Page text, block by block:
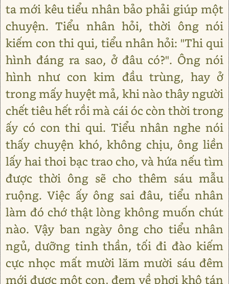
ta mới kêu tiểu nhân bảo phải giúp một
chuyện. Tiểu nhân hỏi, thời ông nói
kiếm con thi qui, tiểu nhân hỏi: "Thi qui
hình đáng ra sao, ở đâu có?". Ông nói
hình như con kim đầu trùng, hay ở
trong mấy huyệt mả, khi nào thây người
chết tiêu hết rồi mà cái óc còn thời trong
ấy có con thi qui. Tiểu nhân nghe nói
thấy chuyện khó, không chịu, ông liền
lấy hai thoi bạc trao cho, và hứa nếu tìm
được thời ông sẽ cho thêm sáu mẫu
ruộng. Việc ấy ông sai đâu, tiểu nhân
làm đó chớ thật lòng không muốn chút
nào. Vậy ban ngày ông cho tiểu nhân
ngủ, dưỡng tinh thần, tối đi đào kiếm
cực nhọc mất mười lăm mười sáu đêm
mới được một con, đem về phơi khô tán